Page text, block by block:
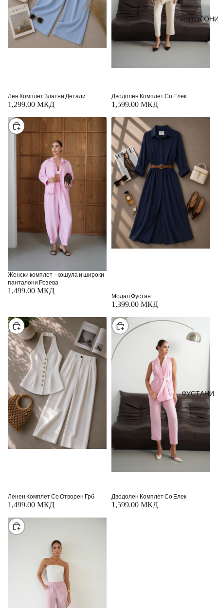
ФУСТАНИ
Лен Комплет Златни Детали
1,299.00 МКД
Дводолен Комплет Со Елек
1,599.00 МКД
Женски комплет – кошула и широки
панталони Розева
1,499.00 МКД
Модал Фустан
1,399.00 МКД
Изберете
Ленен Комплет Со Отворен Грб
1,499.00 МКД
Изберете
Дводолен Комплет Со Елек
1,599.00 МКД